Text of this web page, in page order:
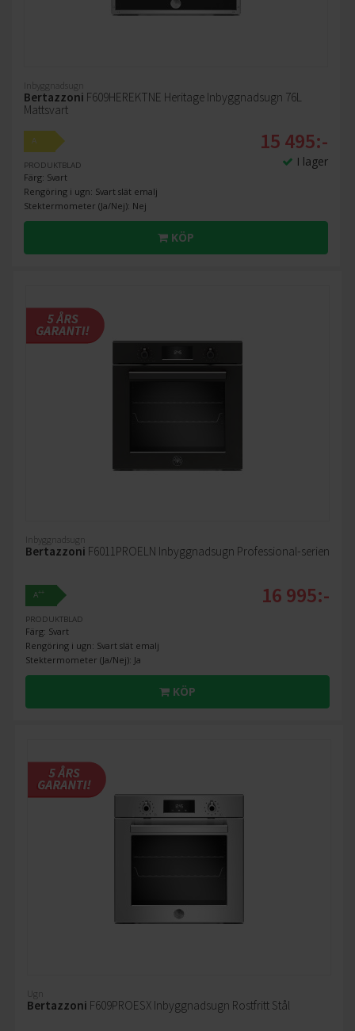
Inbyggnadsugn
Bertazzoni F609HEREKTNE Heritage Inbyggnadsugn 76L
Mattsvart
A
PRODUKTBLAD
Färg: Svart
Rengöring i ugn: Svart slät emalj
Stektermometer (Ja/Nej): Nej
15 495:-
I lager
KÖP
Inbyggnadsugn
Bertazzoni F6011PROELN Inbyggnadsugn Professional-serien
A++
PRODUKTBLAD
Färg: Svart
Rengöring i ugn: Svart slät emalj
Stektermometer (Ja/Nej): Ja
16 995:-
KÖP
Ugn
Bertazzoni F609PROESX Inbyggnadsugn Rostfritt Stål